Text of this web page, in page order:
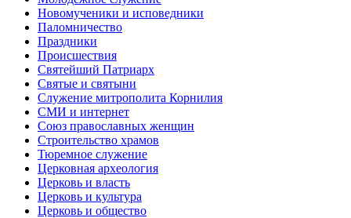
Новомученики и исповедники
Паломничество
Праздники
Происшествия
Святейший Патриарх
Святые и святыни
Служение митрополита Корнилия
СМИ и интернет
Союз православных женщин
Строительство храмов
Тюремное служение
Церковная археология
Церковь и власть
Церковь и культура
Церковь и общество